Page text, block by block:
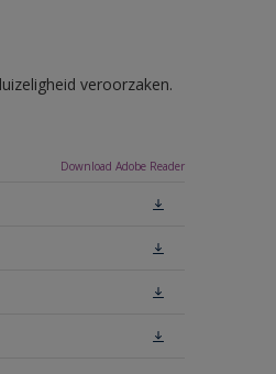
veroorzaken.
Download Adobe Reader